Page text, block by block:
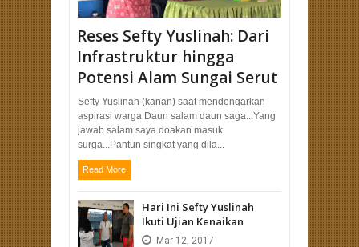
Reses Sefty Yuslinah: Dari
Infrastruktur hingga
Potensi Alam Sungai Serut
Sefty Yuslinah (kanan) saat mendengarkan
aspirasi warga Daun salam daun saga...Yang
jawab salam saya doakan masuk
surga...Pantun singkat yang dila...
Read More
Hari Ini Sefty Yuslinah
Ikuti Ujian Kenaikan
Mar 12, 2017